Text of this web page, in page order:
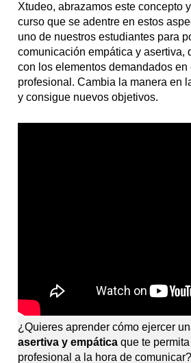
Xtudeo, abrazamos este concepto
curso que se adentre en estos
uno de nuestros estudiantes para
comunicación empática y asertiva,
con los elementos demandados
profesional. Cambia la manera en
y consigue nuevos objetivos.
¿Quieres aprender cómo ejercer
asertiva y empática que te
profesional a la hora de comunicar?